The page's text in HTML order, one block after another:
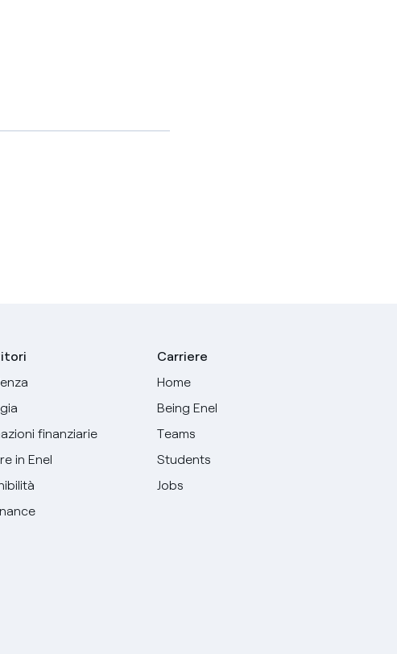
finanziarie
in Enel
Carriere
Home
Being Enel
Teams
Students
Jobs